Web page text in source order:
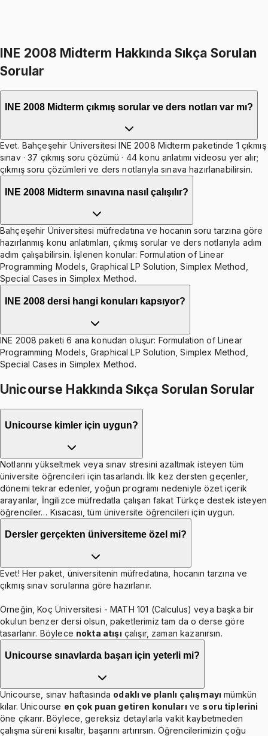
INE 2008 Midterm Hakkında Sıkça Sorulan
Sorular
INE 2008 Midterm çıkmış sorular ve ders notları var mı?
Evet. Bahçeşehir Üniversitesi INE 2008 Midterm paketinde 1 çıkmış
sınav · 37 çıkmış soru çözümü · 44 konu anlatımı videosu yer alır;
çıkmış soru çözümleri ve ders notlarıyla sınava hazırlanabilirsin.
INE 2008 Midterm sınavına nasıl çalışılır?
Bahçeşehir Üniversitesi müfredatına ve hocanın soru tarzına göre
hazırlanmış konu anlatımları, çıkmış sorular ve ders notlarıyla adım
adım çalışabilirsin. İşlenen konular: Formulation of Linear
Programming Models, Graphical LP Solution, Simplex Method,
Special Cases in Simplex Method.
INE 2008 dersi hangi konuları kapsıyor?
INE 2008 paketi 6 ana konudan oluşur: Formulation of Linear
Programming Models, Graphical LP Solution, Simplex Method,
Special Cases in Simplex Method.
Unicourse Hakkında Sıkça Sorulan Sorular
Unicourse kimler için uygun?
Notlarını yükseltmek veya sınav stresini azaltmak isteyen tüm
üniversite öğrencileri için tasarlandı. İlk kez dersten geçenler,
dönemi tekrar edenler, yoğun programı nedeniyle özet içerik
arayanlar, İngilizce müfredatla çalışan fakat Türkçe destek isteyen
öğrenciler… Kısacası, tüm üniversite öğrencileri için uygun.
Dersler gerçekten üniversiteme özel mi?
Evet! Her paket, üniversitenin müfredatına, hocanın tarzına ve
çıkmış sınav sorularına göre hazırlanır.
Örneğin, Koç Üniversitesi - MATH 101 (Calculus) veya başka bir
okulun benzer dersi olsun, paketlerimiz tam da o derse göre
tasarlanır. Böylece nokta atışı çalışır, zaman kazanırsın.
Unicourse sınavlarda başarı için yeterli mi?
Unicourse, sınav haftasında odaklı ve planlı çalışmayı mümkün
kılar. Unicourse en çok puan getiren konuları ve soru tiplerini
öne çıkarır. Böylece, gereksiz detaylarla vakit kaybetmeden
çalışma süreni kısaltır, başarını artırırsın. Öğrencilerimizin çoğu